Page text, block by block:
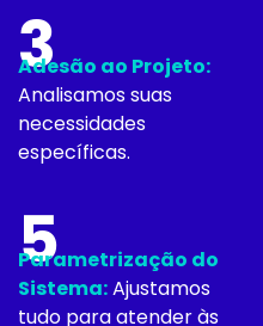
3
Adesão ao Projeto:
Analisamos suas
necessidades
específicas.
5
Parametrização do
Sistema:Ajustamos
tudo para atender às